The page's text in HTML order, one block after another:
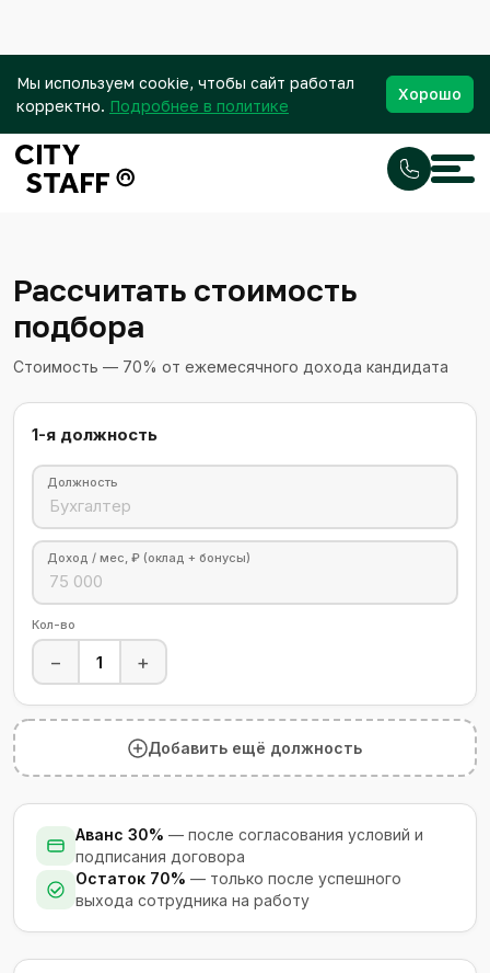
Мы используем cookie, чтобы сайт работал
корректно. Подробнее в политике
Хорошо
Рассчитать стоимость
подбора
Стоимость — 70% от ежемесячного дохода кандидата
1-я должность
Должность
Доход / мес, ₽ (оклад + бонусы)
Кол-во
− +
Добавить ещё должность
Аванс 30% — после согласования условий и
подписания договора
Остаток 70% — только после успешного
выхода сотрудника на работу